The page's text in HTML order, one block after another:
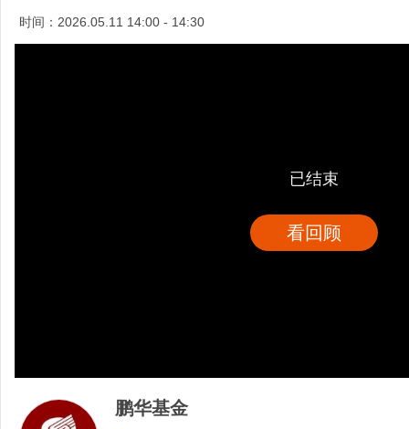
时间： 2026.05.11 14:00 - 14:30
已结束
看回顾
鹏华基金